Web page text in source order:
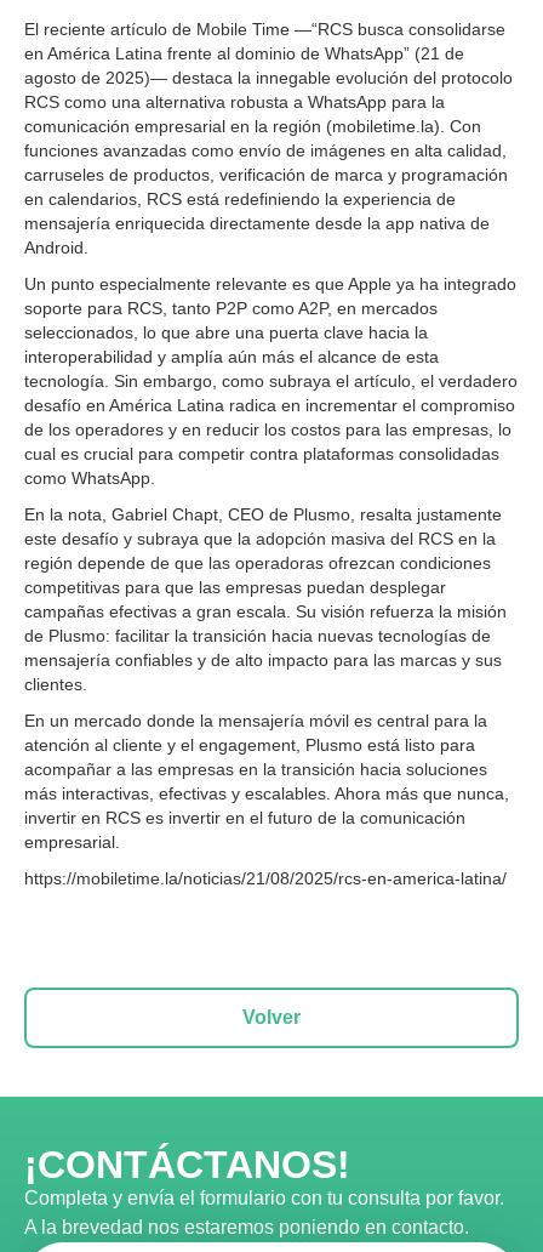
El reciente artículo de Mobile Time —“RCS busca consolidarse
en América Latina frente al dominio de WhatsApp” (21 de
agosto de 2025)— destaca la innegable evolución del protocolo
RCS como una alternativa robusta a WhatsApp para la
comunicación empresarial en la región (mobiletime.la). Con
funciones avanzadas como envío de imágenes en alta calidad,
carruseles de productos, verificación de marca y programación
en calendarios, RCS está redefiniendo la experiencia de
mensajería enriquecida directamente desde la app nativa de
Android.
Un punto especialmente relevante es que Apple ya ha integrado
soporte para RCS, tanto P2P como A2P, en mercados
seleccionados, lo que abre una puerta clave hacia la
interoperabilidad y amplía aún más el alcance de esta
tecnología. Sin embargo, como subraya el artículo, el verdadero
desafío en América Latina radica en incrementar el compromiso
de los operadores y en reducir los costos para las empresas, lo
cual es crucial para competir contra plataformas consolidadas
como WhatsApp.
En la nota, Gabriel Chapt, CEO de Plusmo, resalta justamente
este desafío y subraya que la adopción masiva del RCS en la
región depende de que las operadoras ofrezcan condiciones
competitivas para que las empresas puedan desplegar
campañas efectivas a gran escala. Su visión refuerza la misión
de Plusmo: facilitar la transición hacia nuevas tecnologías de
mensajería confiables y de alto impacto para las marcas y sus
clientes.
En un mercado donde la mensajería móvil es central para la
atención al cliente y el engagement, Plusmo está listo para
acompañar a las empresas en la transición hacia soluciones
más interactivas, efectivas y escalables. Ahora más que nunca,
invertir en RCS es invertir en el futuro de la comunicación
empresarial.
https://mobiletime.la/noticias/21/08/2025/rcs-en-america-latina/
Volver
¡CONTÁCTANOS!
Completa y envía el formulario con tu consulta por favor.
A la brevedad nos estaremos poniendo en contacto.